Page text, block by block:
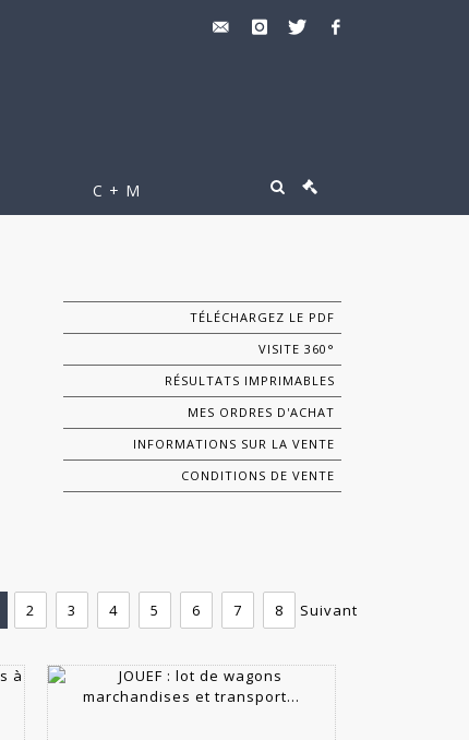
C + M
TÉLÉCHARGEZ LE PDF
VISITE 360°
RÉSULTATS IMPRIMABLES
MES ORDRES D'ACHAT
INFORMATIONS SUR LA VENTE
CONDITIONS DE VENTE
2 3 4 5 6 7 8 Suivant